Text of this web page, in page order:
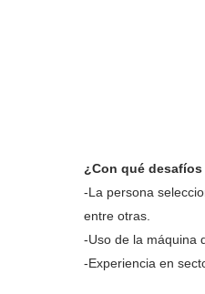
¿Con qué
-La persona
entre otras.
-Uso de la máquina
-Experiencia en